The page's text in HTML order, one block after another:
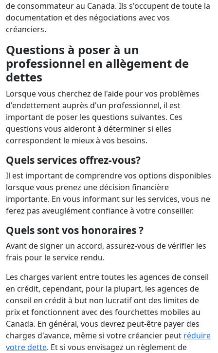
de consommateur au Canada. Ils s'occupent de toute la
documentation et des négociations avec vos
créanciers.
Questions à poser à un
professionnel en allègement de
dettes
Lorsque vous cherchez de l'aide pour vos problèmes
d'endettement auprès d'un professionnel, il est
important de poser les questions suivantes. Ces
questions vous aideront à déterminer si elles
correspondent le mieux à vos besoins.
Quels services offrez-vous?
Il est important de comprendre vos options disponibles
lorsque vous prenez une décision financière
importante. En vous informant sur les services, vous ne
ferez pas aveuglément confiance à votre conseiller.
Quels sont vos honoraires ?
Avant de signer un accord, assurez-vous de vérifier les
frais pour le service rendu.
Les charges varient entre toutes les agences de conseil
en crédit, cependant, pour la plupart, les agences de
conseil en crédit à but non lucratif ont des limites de
prix et fonctionnent avec des fourchettes mobiles au
Canada. En général, vous devrez peut-être payer des
charges d'avance, même si votre créancier peut réduire
votre dette. Et si vous envisagez un règlement de